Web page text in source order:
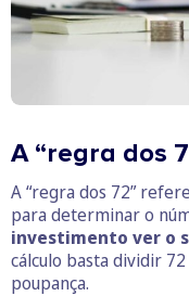
A “regra dos
A “regra dos 72”
para determinar o
investimento ver o
cálculo basta dividir
poupança.